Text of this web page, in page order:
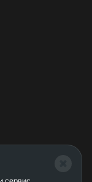
тройную
и
на
в курсе
кошелек